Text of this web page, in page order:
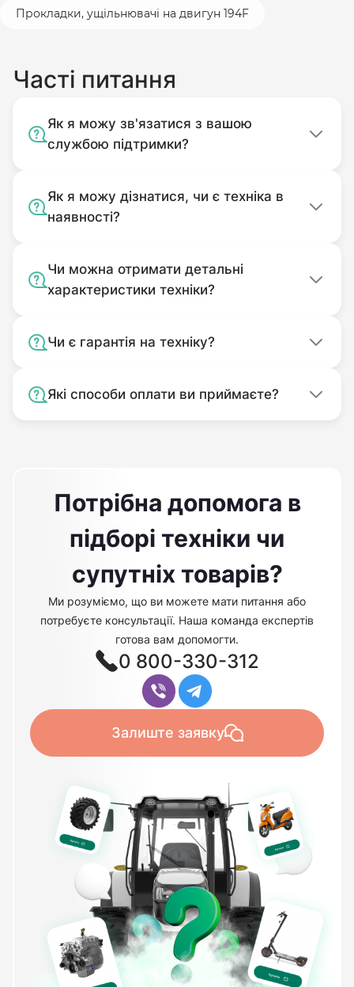
Використовуваний не за
Забруднений.
Прокладки, ущільнювачі на двигун 194F
Часті питання
Як я можу зв'язатися з вашою
службою підтримки?
Як я можу дізнатися, чи є техніка в
наявності?
Чи можна отримати детальні
характеристики техніки?
Чи є гарантія на техніку?
Які способи оплати ви приймаєте?
Потрібна допомога в
підборі техніки чи
супутніх товарів?
Ми розуміємо, що ви можете мати питання або
потребуєте консультації. Наша команда експертів
готова вам допомогти.
0 800-330-312
Залиште заявку